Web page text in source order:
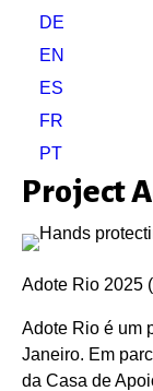
DE
EN
ES
FR
PT
Project
Adote Rio 2025
Adote Rio é um
Janeiro. Em
da Casa de